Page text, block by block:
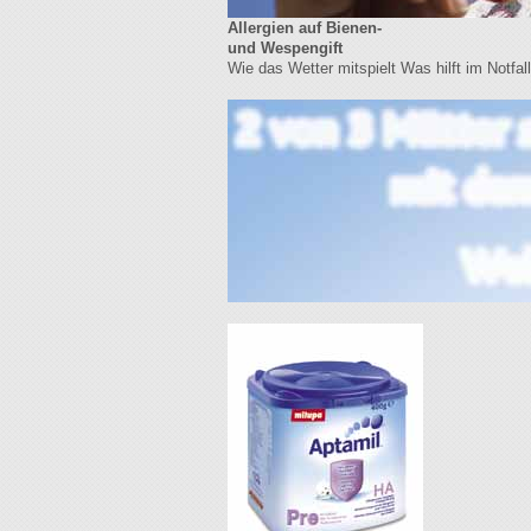
Allergien auf Bienen-
und Wespengift
Wie das Wetter mitspielt Was hilft im